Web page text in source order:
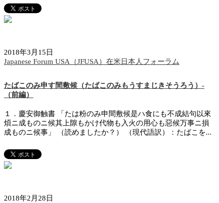
2018年3月15日
Japanese Forum USA（JFUSA）在米日本人フォーラム
たばこのみ申す間敷候（たばこのみもうすまじきそうろう）-
（前編）
１．慶安御触書 「たは粉のみ申間敷候是ハ食にも不成結句以來
煩ニ成ものニ候其上隙もかけ代物も入火の用心も惡候万事ニ損
成ものニ候事」 （読めましたか？） （現代語訳）：たばこを...
2018年2月28日